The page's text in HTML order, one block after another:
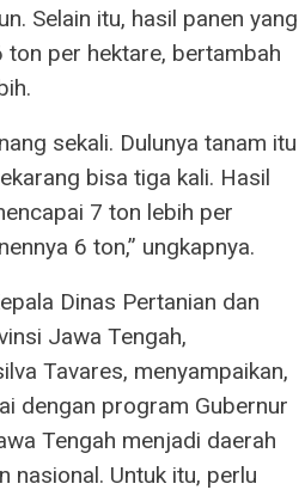
Selain itu, hasil panen yang
ton per hektare, bertambah
sekali. Dulunya tanam itu
bisa tiga kali. Hasil
7 ton lebih per
6 ton,” ungkapnya.
Dinas Pertanian dan
Jawa Tengah,
Tavares, menyampaikan,
dengan program Gubernur
Tengah menjadi daerah
nasional. Untuk itu, perlu